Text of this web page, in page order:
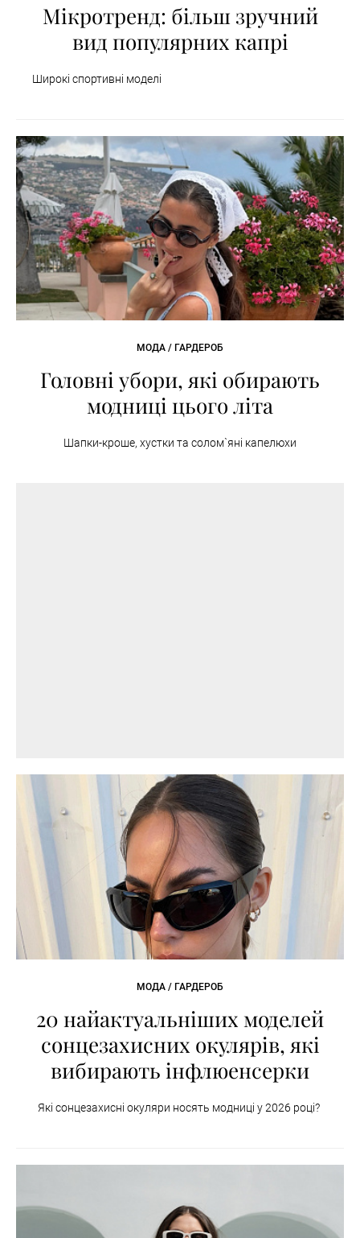
Мікротренд: більш зручний
вид популярних капрі
Широкі спортивні моделі
МОДА / ГАРДЕРОБ
Головні убори, які обирають
модниці цього літа
Шапки-кроше, хустки та солом`яні капелюхи
МОДА / ГАРДЕРОБ
20 найактуальніших моделей
сонцезахисних окулярів, які
вибирають інфлюенсерки
Які сонцезахисні окуляри носять модниці у 2026 році?